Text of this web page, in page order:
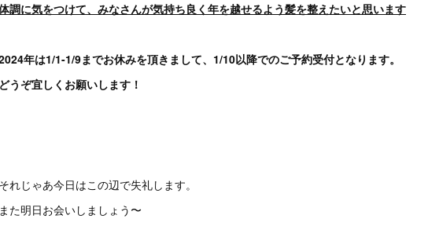
調に気をつけて、みなさんが気持ち良く年を越せるよう髪を整えたいと思います
年は1/1-1/9までお休みを頂きまして、1/10以降でのご予約受付となります。
どうぞ宜しくお願いします！
それじゃあ今日はこの辺で失礼します。
また明日お会いしましょう〜